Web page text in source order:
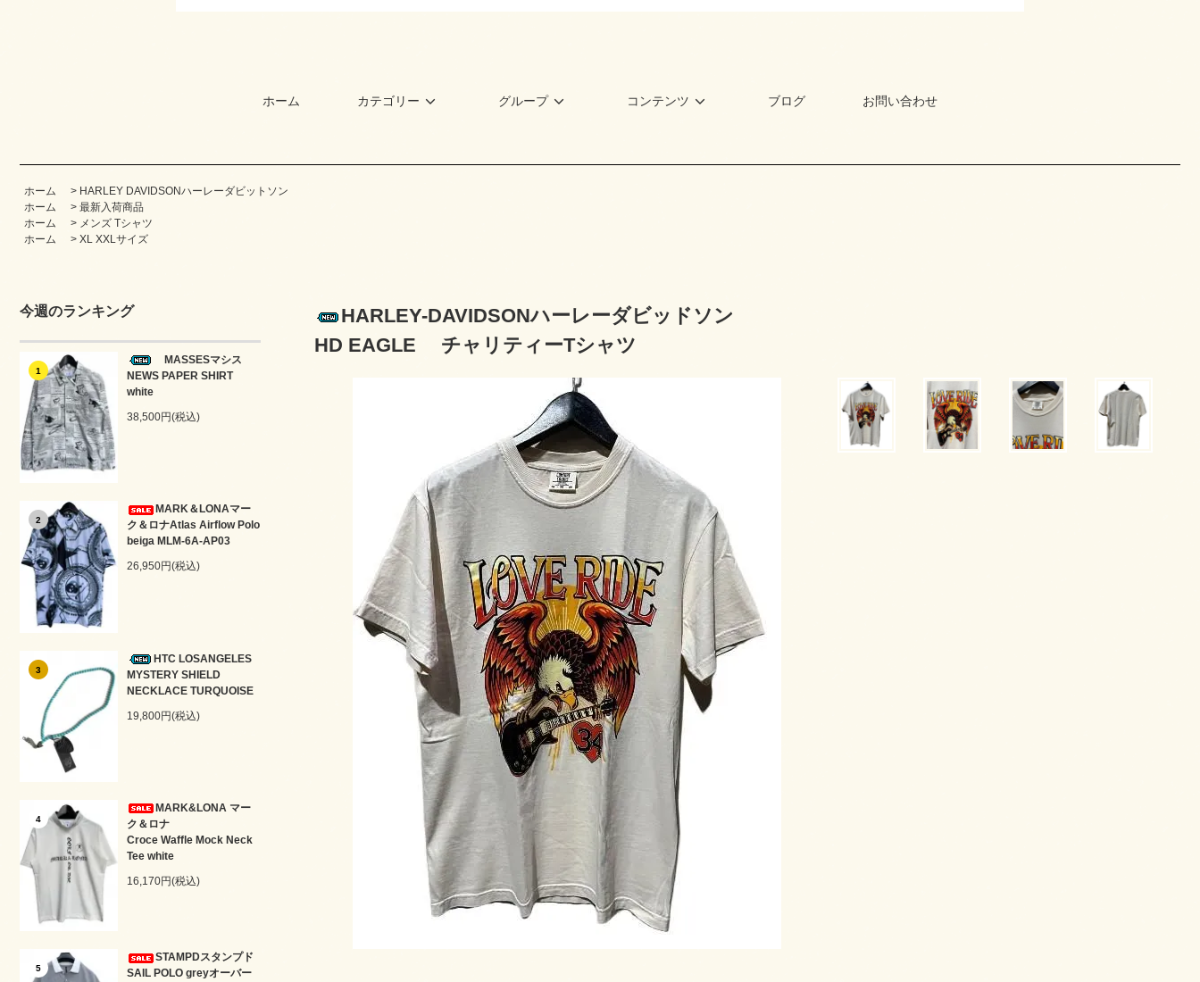
ホーム カテゴリー グループ コンテンツ ブログ お問い合わせ
ホーム > HARLEY DAVIDSONハーレーダビットソン
ホーム
> 最新入荷商品
ホーム
> メンズ Tシャツ
ホーム
> XL XXLサイズ
今週のランキング
1
MASSESマシス
NEWS PAPER SHIRT
white
38,500円(税込)
2
MARK＆LONAマー
ク＆ロナAtlas Airflow Polo
beiga MLM-6A-AP03
26,950円(税込)
3
HTC LOSANGELES
MYSTERY SHIELD
NECKLACE TURQUOISE
19,800円(税込)
4
MARK&LONA マー
ク＆ロナ
Croce Waffle Mock Neck
Tee white
16,170円(税込)
5
STAMPDスタンプド
SAIL POLO greyオーバー
HARLEY-DAVIDSONハーレーダビッドソン
HD EAGLE チャリティーTシャツ